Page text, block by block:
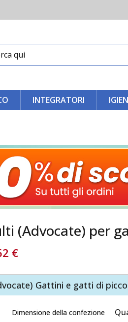
INTEGRATORI
(Advocate) per
€
Gattini e gatti di
Dimensione della confezione